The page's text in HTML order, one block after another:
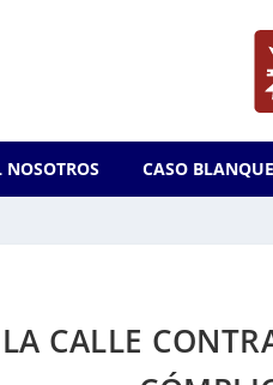
NOSOTROS CASO
CALLE